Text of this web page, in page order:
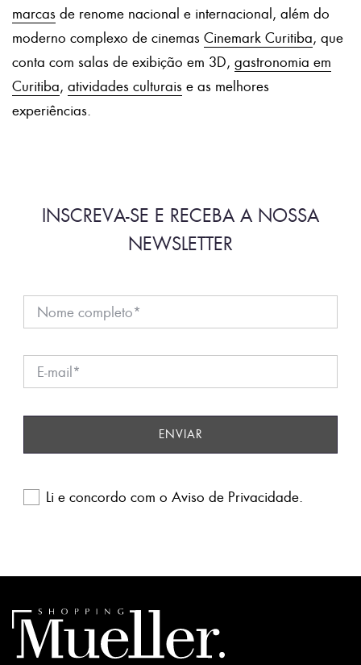
marcas de renome nacional e internacional, além do
moderno complexo de cinemas Cinemark Curitiba, que
conta com salas de exibição em 3D, gastronomia em
Curitiba, atividades culturais e as melhores
experiências.
INSCREVA-SE E RECEBA A NOSSA
NEWSLETTER
Li e concordo com oAviso de Privacidade.
leave
field
empty.